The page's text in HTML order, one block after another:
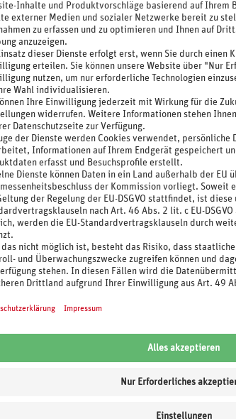
Geldwechsel (im Hotel), Wäscheservice (im Hotel,
Liegen, Badetuch
Comino eine Umweltsteuer (Eco Tax) zahlen. Sie
maximal 22,50 € pro Person/Aufenthalt.